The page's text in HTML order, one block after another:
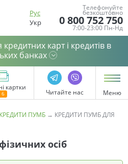
Рус
Укр
Телефонуйте
безкоштовно
0 800 752 750
7:00-23:00 Пн-Нд
карт і кредитів в
банках
картки
Читайте нас Меню
КРЕДИТИ ПУМБ → КРЕДИТИ ПУМБ ДЛЯ
осіб